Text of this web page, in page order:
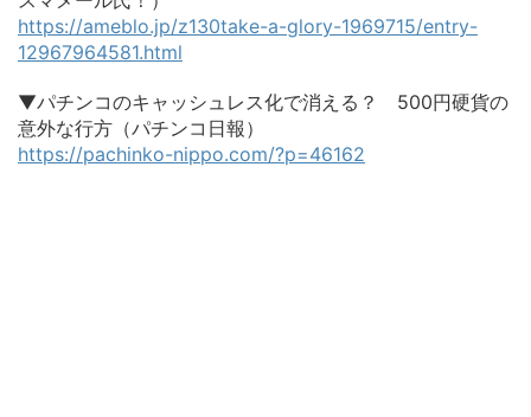
https://ameblo.jp/z130take-a-glory-1969715/entry-
12967964581.html
▼パチンコのキャッシュレス化で消える？ 500円硬貨の
意外な行方（パチンコ日報）
https://pachinko-nippo.com/?p=46162